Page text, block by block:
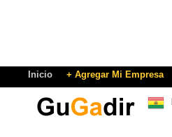
Inicio + Agregar Mi Empresa